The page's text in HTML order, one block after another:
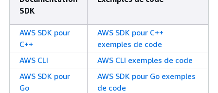
SDK
AWS SDK pour
C++
AWS SDK pour C++
exemples de code
AWS CLI
AWS CLI exemples de code
AWS SDK pour
Go
AWS SDK pour Go exemples
de code